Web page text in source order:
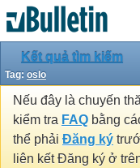
Kết quả tìm kiếm
Tag: oslo
Nếu đây là chuyến
kiểm tra FAQ bằng
thể phải Đăng ký
liên kết Đăng ký ở